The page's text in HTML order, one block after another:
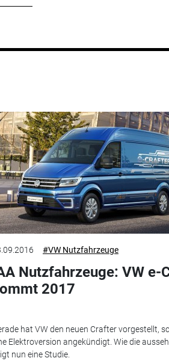
#VW Nutzfahrzeuge
Nutzfahrzeuge: VW e-
2017
hat VW den neuen Crafter vorgestellt,
Elektroversion angekündigt. Wie die
nun eine Studie.